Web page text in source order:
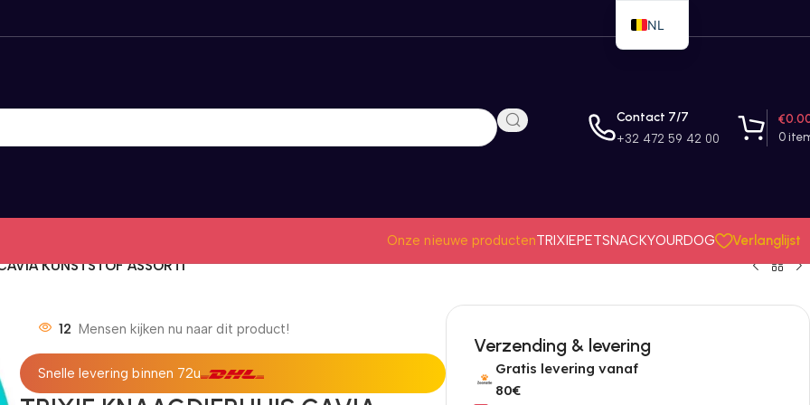
Contact 7/7
+32 472 59 42 00 0
€
Onze nieuwe productenTRIXIEPETSNACKYOURDOG
Verlanglijst
KUNSTSTOF ASSORTI
12 Mensen kijken nu naar dit product!
Snelle levering binnen 72u
Verzending & levering
Gratis levering vanaf
80€
NL
EN